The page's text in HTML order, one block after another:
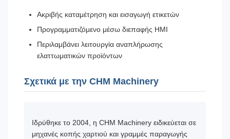
Ακριβής καταμέτρηση και εισαγωγή ετικετών
Προγραμματιζόμενο μέσω διεπαφής HMI
Περιλαμβάνει λειτουργία αναπλήρωσης
ελαττωματικών προϊόντων
Σχετικά με την CHM Machinery
Ιδρύθηκε το 2004, η CHM Machinery ειδικεύεται σε
μηχανές κοπής χαρτιού και γραμμές παραγωγής